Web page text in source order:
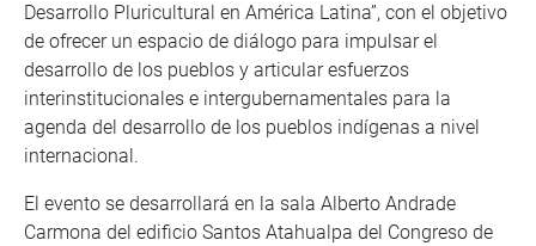
Desarrollo Pluricultural en América Latina”, con el objetivo
de ofrecer un espacio de diálogo para impulsar el
desarrollo de los pueblos y articular esfuerzos
interinstitucionales e intergubernamentales para la
agenda del desarrollo de los pueblos indígenas a nivel
internacional.
El evento se desarrollará en la sala Alberto Andrade
Carmona del edificio Santos Atahualpa del Congreso de